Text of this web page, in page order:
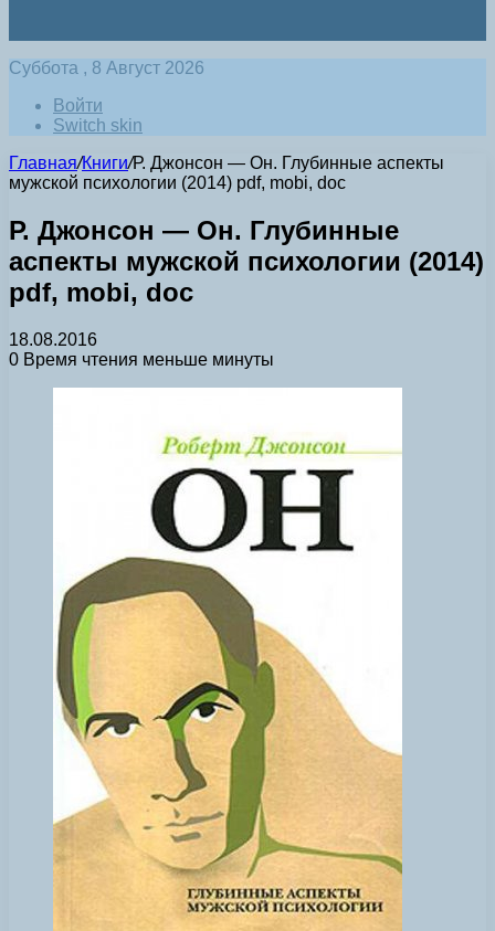
Суббота , 8 Август 2026
Войти
Switch skin
Главная/Книги/Р. Джонсон — Он. Глубинные аспекты
мужской психологии (2014) pdf, mobi, doc
Р. Джонсон — Он. Глубинные
аспекты мужской психологии (2014)
pdf, mobi, doc
18.08.2016
0 Время чтения меньше минуты